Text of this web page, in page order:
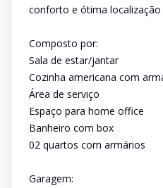
conforto e ótima
Composto por:
Sala de estar/jantar
Cozinha americana com
Área de serviço
Espaço para home office
Banheiro com box
02 quartos com armários
Garagem: